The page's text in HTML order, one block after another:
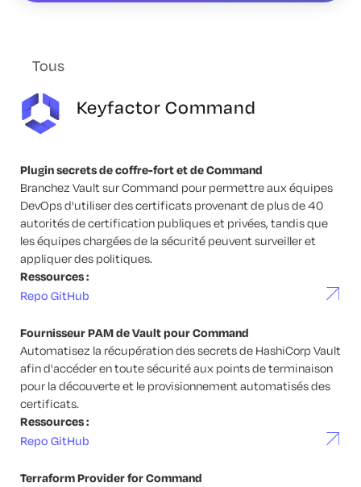
Tous
Keyfactor Command
Plugin secrets de coffre-fort et de Command
Branchez Vault sur Command pour permettre aux équipes
DevOps d'utiliser des certificats provenant de plus de 40
autorités de certification publiques et privées, tandis que
les équipes chargées de la sécurité peuvent surveiller et
appliquer des politiques.
Ressources :
Repo GitHub
Fournisseur PAM de Vault pour Command
Automatisez la récupération des secrets de HashiCorp Vault
afin d'accéder en toute sécurité aux points de terminaison
pour la découverte et le provisionnement automatisés des
certificats.
Ressources :
Repo GitHub
Terraform Provider for Command